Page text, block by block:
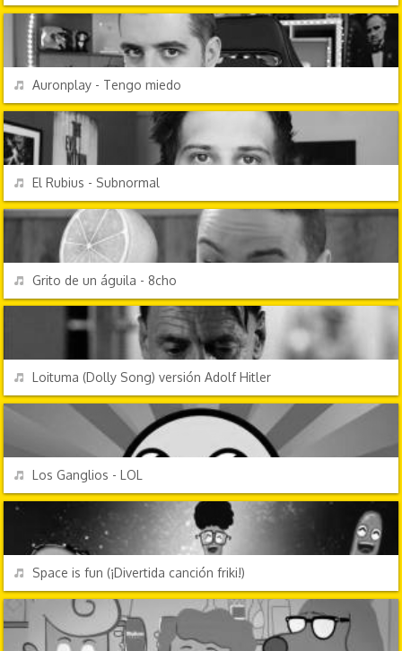
REPRODUCIR
Auronplay - Tengo miedo
REPRODUCIR
El Rubius - Subnormal
REPRODUCIR
Grito de un águila - 8cho
REPRODUCIR
Loituma (Dolly Song) versión Adolf Hitler
REPRODUCIR
Los Ganglios - LOL
REPRODUCIR
Space is fun (¡Divertida canción friki!)